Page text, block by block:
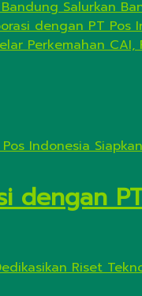
Salurkan
dengan PT Pos
Perkemahan
dengan